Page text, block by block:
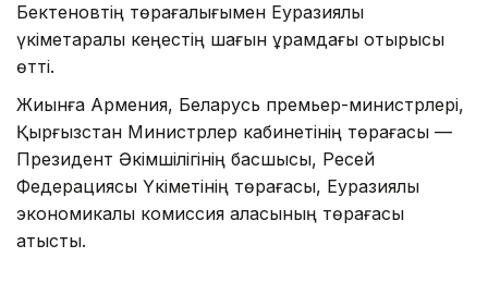
Бектеновтің төрағалығымен Еуразиялық
үкіметаралық кеңестің шағын құрамдағы отырысы
өтті.
Жиынға Армения, Беларусь премьер-министрлері,
Қырғызстан Министрлер кабинетінің төрағасы —
Президент Әкімшілігінің басшысы, Ресей
Федерациясы Үкіметінің төрағасы, Еуразиялық
экономикалық комиссия алқасының төрағасы
қатысты.